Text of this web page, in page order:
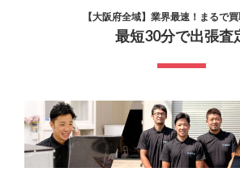
【大阪府全域】業界最速！まるで
最短30分で出張査